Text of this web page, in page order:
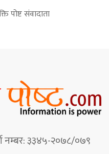
पोष्ट संवादाता
नम्बर: ३३४५-२०७८/०७९